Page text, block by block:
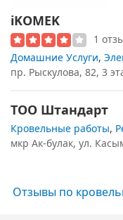
iKOMEK
1
Домашние Услуги,
пр. Рыскулова, 82, 3
ТОО Штандарт
Кровельные работы,
мкр Ак-булак, ул.
Отзывы по